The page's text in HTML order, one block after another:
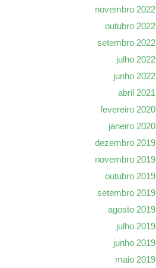
novembro 2022
outubro 2022
setembro 2022
julho 2022
junho 2022
abril 2021
fevereiro 2020
janeiro 2020
dezembro 2019
novembro 2019
outubro 2019
setembro 2019
agosto 2019
julho 2019
junho 2019
maio 2019